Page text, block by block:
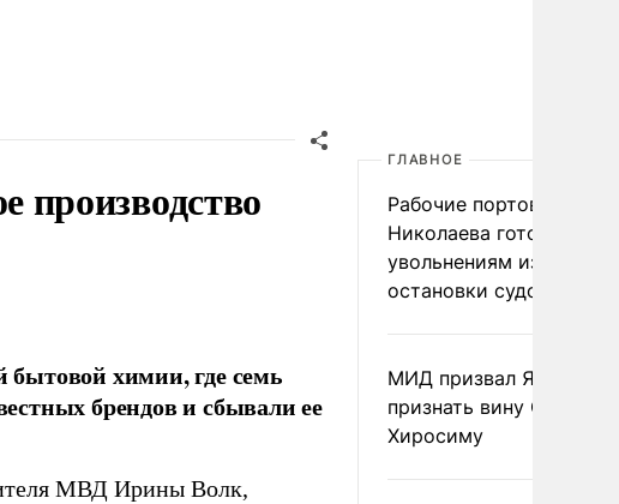
производство
бытовой химии, где семь
брендов и сбывали ее
МВД Ирины Волк,
ГЛАВНОЕ
Рабочие портов
Николаева готовятся к
увольнениям из-за
остановки судоходства
МИД призвал Японию
признать вину США за
Хиросиму